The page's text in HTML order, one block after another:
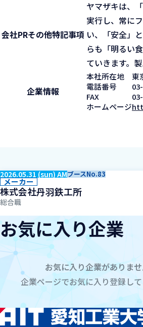
会社PRその他特記事項
ヤマザキは、
実行し、常に
い、「安全」
らも「明るい
ていきます。
企業情報
本社所在地
東
電話番号
FAX
ホームページ
2026.05.31 (sun) AMブースNo.83
メーカー
株式会社丹羽鉄工所
総合職
お気に入り企業
お気に入り企業がありま
企業ページでお気に入り登録し